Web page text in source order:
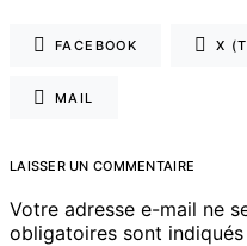
FACEBOOK X
MAIL
LAISSER UN COMMENTAIRE
Votre adresse e-mail ne
obligatoires sont indiqués